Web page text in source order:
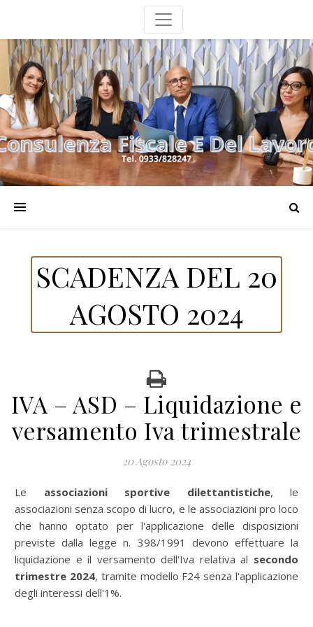
SCADENZA DEL 20
AGOSTO 2024
IVA – ASD – Liquidazione e
versamento Iva trimestrale
20 Agosto 2024
Le associazioni sportive dilettantistiche, le
associazioni senza scopo di lucro, e le associazioni pro loco
che hanno optato per l'applicazione delle disposizioni
previste dalla legge n. 398/1991 devono effettuare la
liquidazione e il versamento dell'Iva relativa al secondo
trimestre 2024, tramite modello F24 senza l'applicazione
degli interessi dell'1%.